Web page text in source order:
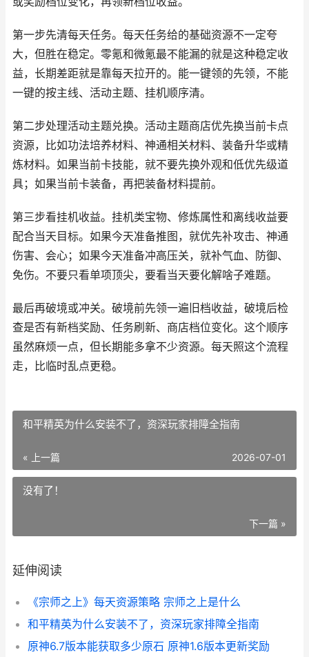
第一步先清每天任务。每天任务给的基础资源不一定夸
大，但胜在稳定。零氪和微氪最不能漏的就是这种稳定收
益，长期差距就是靠每天拉开的。能一键领的先领，不能
一键的按主线、活动主题、挂机顺序清。
第二步处理活动主题兑换。活动主题商店优先换当前卡点
资源，比如功法培养材料、神通相关材料、装备升华或精
炼材料。如果当前卡技能，就不要先换外观和低优先级道
具；如果当前卡装备，再把装备材料提前。
第三步看挂机收益。挂机类宝物、修炼属性和离线收益要
配合当天目标。如果今天准备推图，就优先补攻击、神通
伤害、会心；如果今天准备冲高压关，就补气血、防御、
免伤。不要只看单项顶尖，要看当天要化解啥子难题。
最后再破境或冲关。破境前先领一遍旧档收益，破境后检
查是否有新档奖励、任务刷新、商店档位变化。这个顺序
虽然麻烦一点，但长期能多拿不少资源。每天照这个流程
走，比临时乱点更稳。
和平精英为什么安装不了，资深玩家排障全指南
« 上一篇 2026-07-01
没有了！
下一篇 »
延伸阅读
《宗师之上》每天资源策略 宗师之上是什么
和平精英为什么安装不了，资深玩家排障全指南
原神6.7版本能获取多少原石 原神1.6版本更新奖励